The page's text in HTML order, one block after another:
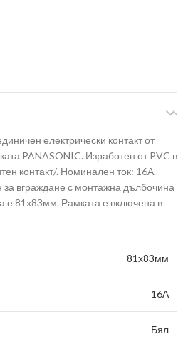
електрически контакт от
PANASONIC. Изработен от PVC в
контакт/. Номинален ток: 16А.
за вграждане с монтажна дълбочина
е 81х83мм. Рамката е включена в
81х83мм
16А
Бял